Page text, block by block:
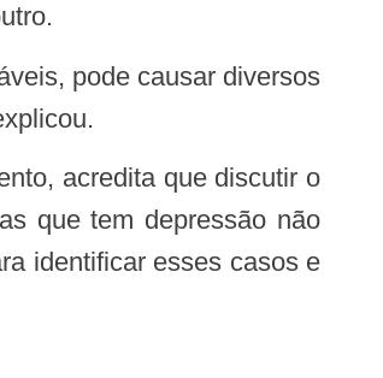
que tem depressão não
identificar esses casos e